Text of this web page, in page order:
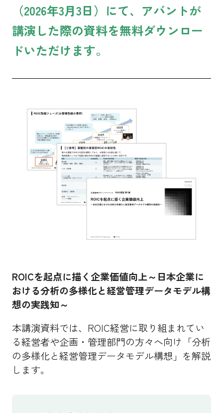
（2026年3月3日）にて、アバントが
講演した際の資料を無料ダウンロー
ドいただけます。
ROICを起点に描く企業価値向上～日本企業に
おける分析の多様化と経営管理データモデル構
想の実践知～
本講演資料では、ROIC経営に取り組まれてい
る経営者や企画・管理部門の方々へ向け「分析
の多様化と経営管理データモデル構想」を解説
します。